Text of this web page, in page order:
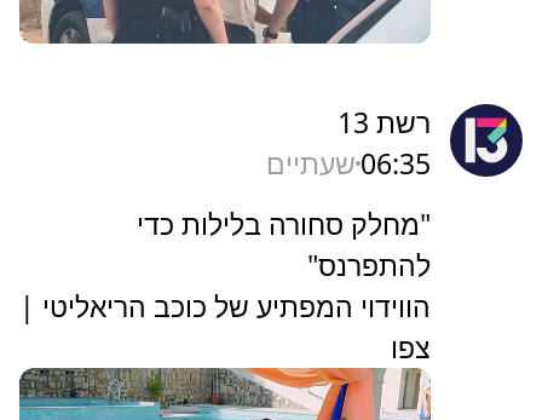
רשת 13
06:35שעתיים
"מחלק סחורה בלילות כדי
להתפרנס"
הווידוי המפתיע של כוכב הריאליטי |
צפו